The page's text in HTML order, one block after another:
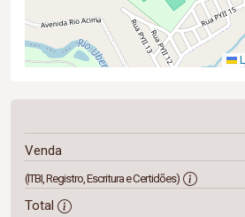
Venda
(ITBI, Registro, Escritura e Certidões)
Total